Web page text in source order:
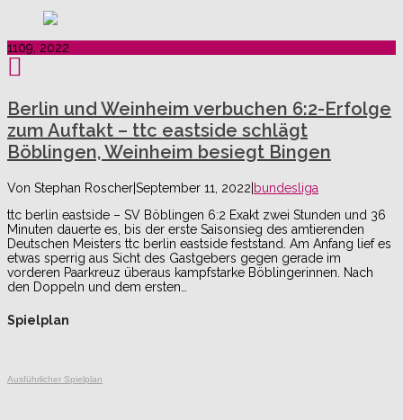
1109, 2022
Berlin und Weinheim verbuchen 6:2-Erfolge
zum Auftakt – ttc eastside schlägt
Böblingen, Weinheim besiegt Bingen
Von Stephan Roscher|September 11, 2022|bundesliga
ttc berlin eastside – SV Böblingen 6:2 Exakt zwei Stunden und 36
Minuten dauerte es, bis der erste Saisonsieg des amtierenden
Deutschen Meisters ttc berlin eastside feststand. Am Anfang lief es
etwas sperrig aus Sicht des Gastgebers gegen gerade im
vorderen Paarkreuz überaus kampfstarke Böblingerinnen. Nach
den Doppeln und dem ersten…
Spielplan
Ausführlicher Spielplan